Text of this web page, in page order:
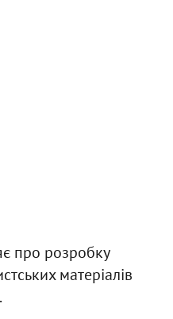
про розробку
матеріалів